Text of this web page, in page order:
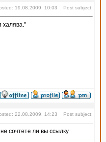
19.08.2009, 10:03 Post subject:
халява."
22.08.2009, 14:23 Post subject:
сочтете ли вы ссылку